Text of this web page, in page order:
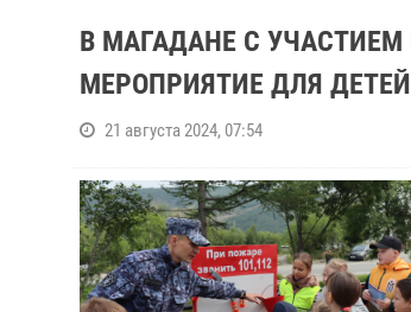
В МАГАДАНЕ С
МЕРОПРИЯТИЕ ДЛЯ ДЕТЕЙ
21 августа 2024, 07:54